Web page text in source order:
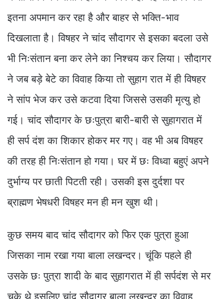
इतना अपमान कर रहा है और बाहर से भक्ति-भाव
दिखलाता है। विषहर ने चांद सौदागर से इसका बदला उसे
भी निःसंतान बना कर लेने का निश्चय कर लिया। सौदागर
ने जब बड़े बेटे का विवाह किया तो सुहाग रात में ही विषहर
ने सांप भेज कर उसे कटवा दिया जिससे उसकी मृत्यु हो
गई। चांद सौदागर के छःपुत्रा बारी-बारी से सुहागरात में
ही सर्प दंश का शिकार होकर मर गए। वह भी अब विषहर
की तरह ही निःसंतान हो गया। घर में छः विध्वा बहुएं अपने
दुर्भाग्य पर छाती पिटती रही। उसकी इस दुर्दशा पर
ब्राह्मण भेषधरी विषहर मन ही मन खुश थी।
कुछ समय बाद चांद सौदागर को फिर एक पुत्रा हुआ
जिसका नाम रखा गया बाला लखन्दर। चूंकि पहले ही
उसके छः पुत्रा शादी के बाद सुहागरात में ही सर्पदंश से मर
चुके थे इसलिए चांद सौदागर बाला लखन्दर का विवाह